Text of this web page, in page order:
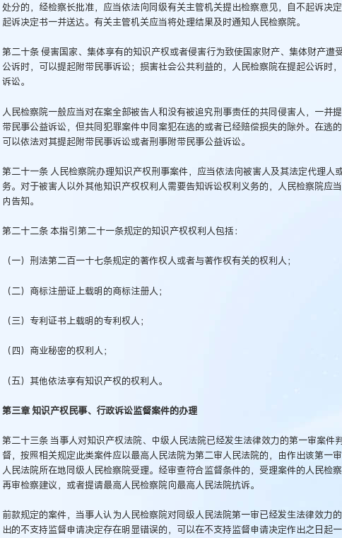
处分的，经检察长批准，应当依法向同级有关主管机关提出检察意见，自不起诉决
起诉决定书一并送达。有关主管机关应当将处理结果及时通知人民检察院。
第二十条 侵害国家、集体享有的知识产权或者侵害行为致使国家财产、集体财产遭
公诉时，可以提起附带民事诉讼；损害社会公共利益的，人民检察院在提起公诉时
诉讼。
人民检察院一般应当对在案全部被告人和没有被追究刑事责任的共同侵害人，一并
带民事公益诉讼，但共同犯罪案件中同案犯在逃的或者已经赔偿损失的除外。在逃
可以依法对其提起附带民事诉讼或者刑事附带民事公益诉讼。
第二十一条 人民检察院办理知识产权刑事案件，应当依法向被害人及其法定代理人
务。对于被害人以外其他知识产权权利人需要告知诉讼权利义务的，人民检察院应
内告知。
第二十二条 本指引第二十一条规定的知识产权权利人包括：
（一）刑法第二百一十七条规定的著作权人或者与著作权有关的权利人；
（二）商标注册证上载明的商标注册人；
（三）专利证书上载明的专利权人；
（四）商业秘密的权利人；
（五）其他依法享有知识产权的权利人。
第三章 知识产权民事、行政诉讼监督案件的办理
第二十三条 当事人对知识产权法院、中级人民法院已经发生法律效力的第一审案件
督，按照相关规定此类案件应以最高人民法院为第二审人民法院的，由作出该第一
人民法院所在地同级人民检察院受理。经审查符合监督条件的，受理案件的人民检
再审检察建议，或者提请最高人民检察院向最高人民法院抗诉。
前款规定的案件，当事人认为人民检察院对同级人民法院第一审已经发生法律效力
出的不支持监督申请决定存在明显错误的，可以在不支持监督申请决定作出之日起